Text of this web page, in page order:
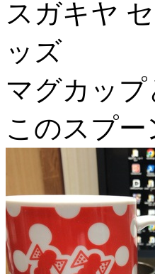
スガキヤ
ッズ
マグカッ
このスプ